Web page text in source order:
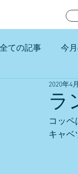
全ての記事 今
未就園児スマ
ラ
2020年4
コッ
キャベ